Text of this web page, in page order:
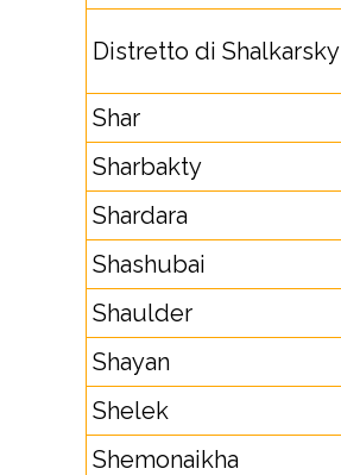
Distretto di Shalkarsky
Shar
Sharbakty
Shardara
Shashubai
Shaulder
Shayan
Shelek
Shemonaikha